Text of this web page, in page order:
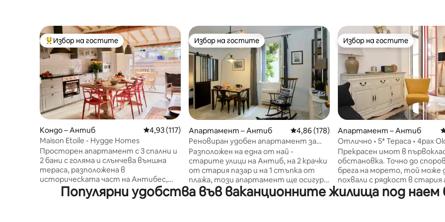
Най-популярен избор на гостите
Избор на гостите
Кондо – Антиб Средна оценка: 4,93 от 5, 117 отзива
4,93 (117)
Maison Etoile - Hygge Homes
Просторен апартамент с 3 спални и
2 бани с голяма и слънчева външна
тераса, разположена в
историческата част на Антибес,
буквално на 1 минута пеша от
провансалския пазар и на пет
Избор на гостите
Избор на гостите
Апартамент – Антиб Средна оценка: 4,86 от 5, 178 отзива
4,86 (178)
Реновиран удобен апартамент за
4 души с Wi-Fi и климатик
Разположен на една от най -
старите улици на Антиб, на 2 крачки
от стария пазар и на 1 стъпка от
плажа, този апартамент ще осигури
смесица от комфорт и стилна
декорация. С едно двойно легло,
Избор на гостите
Избор на гостите
Апартамент – Антиб
Отлично • 5* Тераса • 4pax
Прекрасен имот в
обстановка. Точно до
брега на морето, той може
похвали с рядкост в стария
Антиб: ТЕРАСА! Това 1 BR е
подходящо за до 4 души:
Популярни удобства във ваканционните жилища под наем